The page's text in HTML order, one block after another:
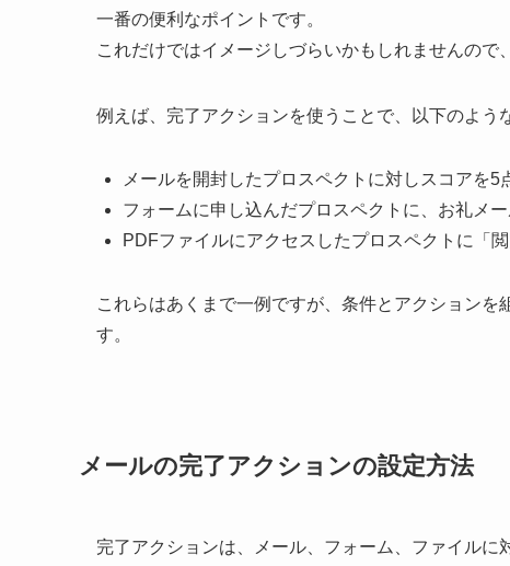
一番の便利なポイントです。
これだけではイメージしづらいかもしれませんので
例えば、完了アクションを使うことで、以下のよう
メールを開封したプロスペクトに対しスコアを5
フォームに申し込んだプロスペクトに、お礼メ
PDFファイルにアクセスしたプロスペクトに「
これらはあくまで一例ですが、条件とアクション
す。
メールの完了アクションの設定方法
完了アクションは、メール、フォーム、ファイル